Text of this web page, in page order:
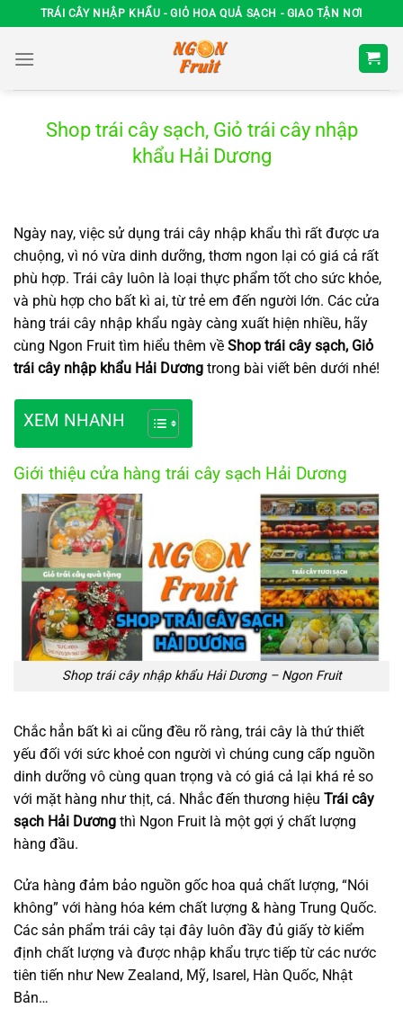
Chuyển
đến
nội
TRÁI CÂY NHẬP KHẨU - GIỎ HOA QUẢ SẠCH - GIAO TẬN NƠI
Shop trái cây sạch, Giỏ trái cây nhập
khẩu Hải Dương
Ngày nay, việc sử dụng trái cây nhập khẩu thì rất được ưa
chuộng, vì nó vừa dinh dưỡng, thơm ngon lại có giá cả rất
phù hợp. Trái cây luôn là loại thực phẩm tốt cho sức khỏe,
và phù hợp cho bất kì ai, từ trẻ em đến người lớn. Các cửa
hàng trái cây nhập khẩu ngày càng xuất hiện nhiều, hãy
cùng Ngon Fruit tìm hiểu thêm về Shop trái cây sạch, Giỏ
trái cây nhập khẩu Hải Dương trong bài viết bên dưới nhé!
XEM NHANH
Giới thiệu cửa hàng trái cây sạch Hải Dương
Shop trái cây nhập khẩu Hải Dương – Ngon Fruit
Chắc hẳn bất kì ai cũng đều rõ ràng, trái cây là thứ thiết
yếu đối với sức khoẻ con người vì chúng cung cấp nguồn
dinh dưỡng vô cùng quan trọng và có giá cả lại khá rẻ so
với mặt hàng như thịt, cá. Nhắc đến thương hiệu Trái cây
sạch Hải Dương thì Ngon Fruit là một gợi ý chất lượng
hàng đầu.
Cửa hàng đảm bảo nguồn gốc hoa quả chất lượng, “Nói
không” với hàng hóa kém chất lượng & hàng Trung Quốc.
Các sản phẩm trái cây tại đây luôn đầy đủ giấy tờ kiểm
định chất lượng và được nhập khẩu trực tiếp từ các nước
tiên tiến như New Zealand, Mỹ, Isarel, Hàn Quốc, Nhật
Bản…